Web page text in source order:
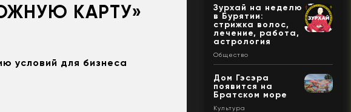
КАРТУ»
условий для бизнеса
Зурхай на неделю
в Бурятии:
стрижка волос,
лечение, работа,
астрология
Общество
Дом Гэсэра
появится на
Братском море
Культура